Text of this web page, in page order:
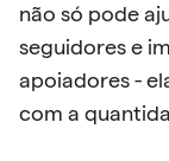
não só pode
seguidores e
apoiadores -
com a